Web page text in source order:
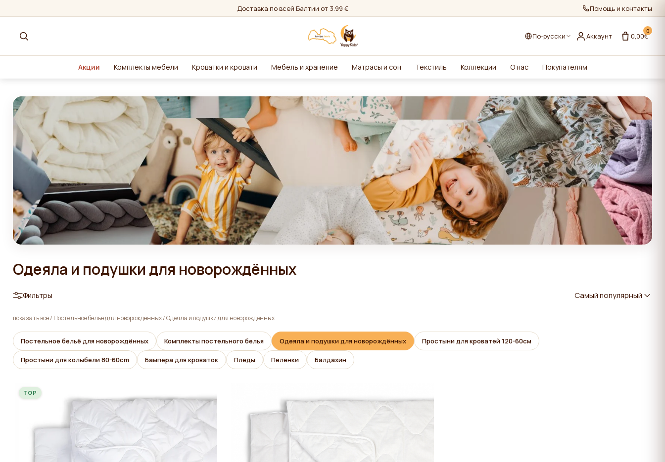
Доставка по всей Балтии от 3.99 € Помощь и контакты
По-русски Аккаунт
0
0,00€
Акции Комплекты мебели Кроватки и кровати Мебель и хранение Матрасы и сон Текстиль Коллекции О нас Покупателям
Одеяла и подушки для новорождённых
Фильтры Самый популярный
показать все/ Постельное бельё для новорождённых/Одеяла и подушки для новорождённых
Постельное бельё для новорождённых Комплекты постельного белья Одеяла и подушки для новорождённых Простыни для кроватей 120-60см
Простыни для колыбели 80-60cm Бампера для кроваток Пледы Пеленки Балдахин
TOP